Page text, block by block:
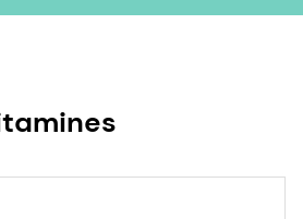
au maintien d'une ossature
d'utilisation spécifiques.